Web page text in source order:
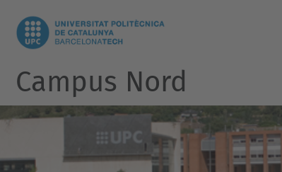
Campus Nord